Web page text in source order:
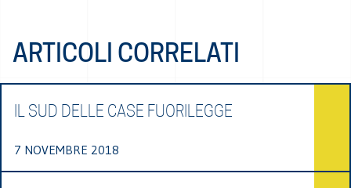
ARTICOLI CORRELATI
IL SUD DELLE CASE FUORILEGGE
7 NOVEMBRE 2018